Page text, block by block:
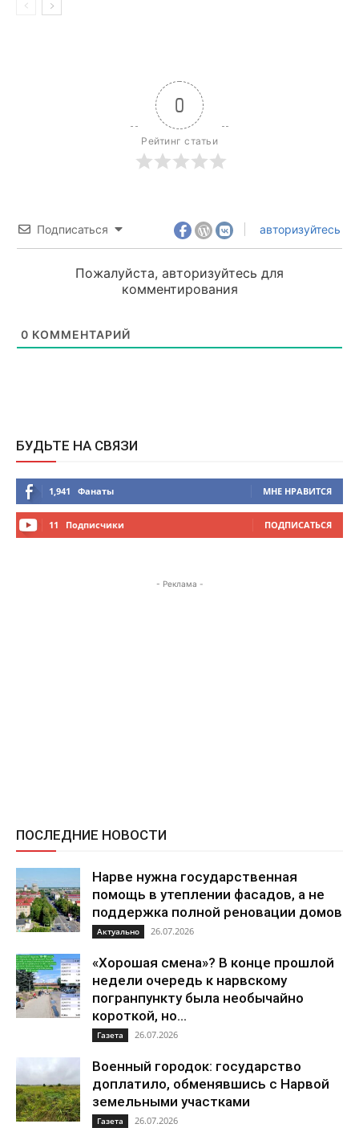
0
Рейтинг статьи
Подписаться авторизуйтесь
Пожалуйста, авторизуйтесь для
комментирования
0 КОММЕНТАРИЙ
БУДЬТЕ НА СВЯЗИ
1,941 Фанаты МНЕ НРАВИТСЯ
11 Подписчики ПОДПИСАТЬСЯ
- Реклама -
ПОСЛЕДНИЕ НОВОСТИ
Нарве нужна государственная
помощь в утеплении фасадов, а не
поддержка полной реновации домов
Актуально 26.07.2026
«Хорошая смена»? В конце прошлой
недели очередь к нарвскому
погранпункту была необычайно
короткой, но...
Газета 26.07.2026
Военный городок: государство
доплатило, обменявшись с Нарвой
земельными участками
Газета 26.07.2026